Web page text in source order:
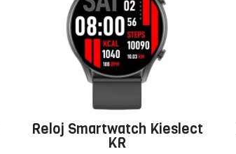
Reloj Smartwatch Kieslect
KR